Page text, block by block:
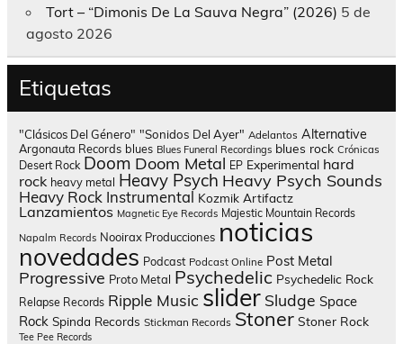
Tort – “Dimonis De La Sauva Negra” (2026) 5 de
agosto 2026
Etiquetas
"Clásicos Del Género" "Sonidos Del Ayer" Adelantos Alternative
Argonauta Records blues Blues Funeral Recordings blues rock Crónicas
Desert Rock Doom Doom Metal EP Experimental hard
rock heavy metal Heavy Psych Heavy Psych Sounds
Heavy Rock Instrumental Kozmik Artifactz
Lanzamientos Magnetic Eye Records Majestic Mountain Records
Napalm Records Nooirax Producciones noticias
novedades Podcast Podcast Online Post Metal
Progressive Proto Metal Psychedelic Psychedelic Rock
Relapse Records Ripple Music slider Sludge Space
Rock Spinda Records Stickman Records Stoner Stoner Rock
Tee Pee Records